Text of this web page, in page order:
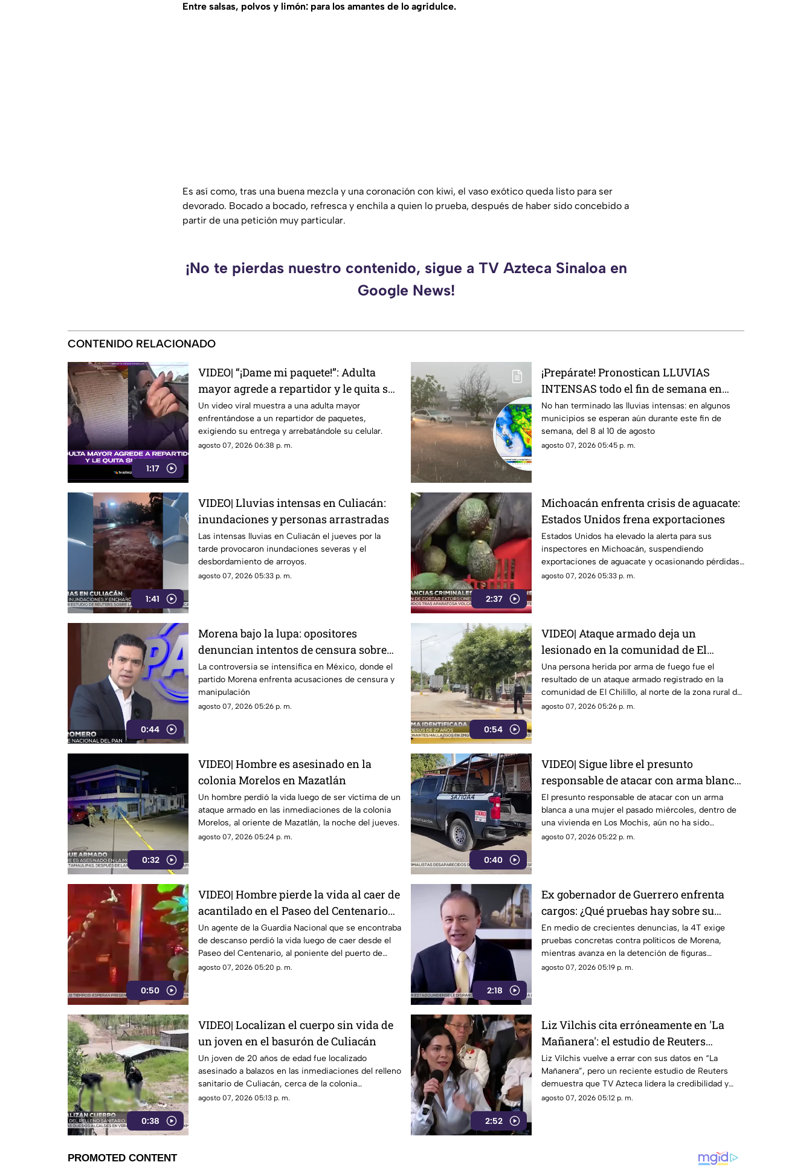
Entre salsas, polvos y limón: para los amantes de lo agridulce.
Es así como, tras una buena mezcla y una coronación con kiwi, el vaso exótico queda listo para ser
devorado. Bocado a bocado, refresca y enchila a quien lo prueba, después de haber sido concebido a
partir de una petición muy particular.
¡No te pierdas nuestro contenido, sigue a TV Azteca Sinaloa en
Google News!
CONTENIDO RELACIONADO
1:17
VIDEO| “¡Dame mi paquete!”: Adulta
mayor agrede a repartidor y le quita su
celular
Un video viral muestra a una adulta mayor
enfrentándose a un repartidor de paquetes,
exigiendo su entrega y arrebatándole su celular.
agosto 07, 2026 06:38 p. m.
¡Prepárate! Pronostican LLUVIAS
INTENSAS todo el fin de semana en
estos municipios de Sinaloa
No han terminado las lluvias intensas: en algunos
municipios se esperan aún durante este fin de
semana, del 8 al 10 de agosto
agosto 07, 2026 05:45 p. m.
1:41
VIDEO| Lluvias intensas en Culiacán:
inundaciones y personas arrastradas
Las intensas lluvias en Culiacán el jueves por la
tarde provocaron inundaciones severas y el
desbordamiento de arroyos.
agosto 07, 2026 05:33 p. m.
2:37
Michoacán enfrenta crisis de aguacate:
Estados Unidos frena exportaciones
Estados Unidos ha elevado la alerta para sus
inspectores en Michoacán, suspendiendo
exportaciones de aguacate y ocasionando pérdidas
millonarias
agosto 07, 2026 05:33 p. m.
0:44
Morena bajo la lupa: opositores
denuncian intentos de censura sobre
políticos y crimen organizado
La controversia se intensifica en México, donde el
partido Morena enfrenta acusaciones de censura y
manipulación
agosto 07, 2026 05:26 p. m.
0:54
VIDEO| Ataque armado deja un
lesionado en la comunidad de El
Chilillo en Mazatlán
Una persona herida por arma de fuego fue el
resultado de un ataque armado registrado en la
comunidad de El Chilillo, al norte de la zona rural de
Mazatlán.
agosto 07, 2026 05:26 p. m.
0:32
VIDEO| Hombre es asesinado en la
colonia Morelos en Mazatlán
Un hombre perdió la vida luego de ser víctima de un
ataque armado en las inmediaciones de la colonia
Morelos, al oriente de Mazatlán, la noche del jueves.
agosto 07, 2026 05:24 p. m.
0:40
VIDEO| Sigue libre el presunto
responsable de atacar con arma blanca
a una mujer en Los Mochis
El presunto responsable de atacar con un arma
blanca a una mujer el pasado miércoles, dentro de
una vivienda en Los Mochis, aún no ha sido
detenido, informó la Fiscalía General del Estado.
agosto 07, 2026 05:22 p. m.
0:50
VIDEO| Hombre pierde la vida al caer de
acantilado en el Paseo del Centenario
en Mazatlán
Un agente de la Guardia Nacional que se encontraba
de descanso perdió la vida luego de caer desde el
Paseo del Centenario, al poniente del puerto de
Mazatlán, la noche del jueves.
agosto 07, 2026 05:20 p. m.
2:18
Ex gobernador de Guerrero enfrenta
cargos: ¿Qué pruebas hay sobre su
relación con el caso Ayotzinapa?
En medio de crecientes denuncias, la 4T exige
pruebas concretas contra políticos de Morena,
mientras avanza en la detención de figuras
opositoras, como el exgobernador Ángel Aguirre
agosto 07, 2026 05:19 p. m.
0:38
VIDEO| Localizan el cuerpo sin vida de
un joven en el basurón de Culiacán
Un joven de 20 años de edad fue localizado
asesinado a balazos en las inmediaciones del relleno
sanitario de Culiacán, cerca de la colonia
Ampliación Bicentenario.
agosto 07, 2026 05:13 p. m.
2:52
Liz Vilchis cita erróneamente en 'La
Mañanera': el estudio de Reuters
expone la verdad
Liz Vilchis vuelve a errar con sus datos en “La
Mañanera”, pero un reciente estudio de Reuters
demuestra que TV Azteca lidera la credibilidad y
alcance en medios mexicanos
agosto 07, 2026 05:12 p. m.